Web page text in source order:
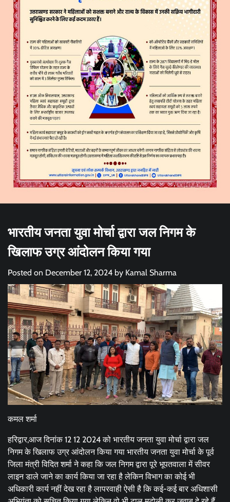
भारतीय जनता युवा मोर्चा द्वारा जल निगम के
खिलाफ उग्र आंदोलन किया गया
Posted on December 12, 2024 by Kamal Sharma
कमल शर्मा
हरिद्वार,आज दिनांक 12 12 2024 को भारतीय जनता युवा मोर्चा द्वारा जल
निगम के खिलाफ उग्र आंदोलन किया गया भारतीय जनता युवा मोर्चा के पूर्व
जिला मंत्री विदित शर्मा ने कहा कि जल निगम द्वारा पूरे भूपतवाला में सीवर
लाइन डाले जाने का कार्य किया जा रहा है लेकिन विभाग का कोई भी
अधिकारी कार्य नहीं देख रहा है लापरवाही ऐसी है कि कई-कई बार अधिशासी